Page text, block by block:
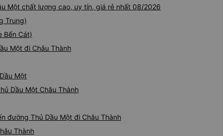
Một chất lượng cao, uy tín, giá rẻ nhất 08/2026
Trung)
Bến Cát)
Một đi Châu Thành
Một
Dầu Một Châu Thành
đường Thủ Dầu Một đi Châu Thành
Thành